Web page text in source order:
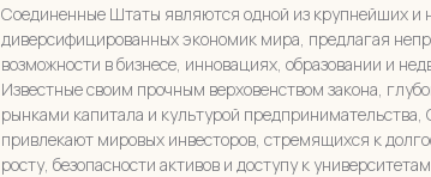
Соединенные Штаты являются одной из крупнейших и
диверсифицированных экономик мира, предлагая
возможности в бизнесе, инновациях, образовании и
Известные своим прочным верховенством закона,
рынками капитала и культурой
привлекают мировых инвесторов, стремящихся к
росту, безопасности активов и доступу к